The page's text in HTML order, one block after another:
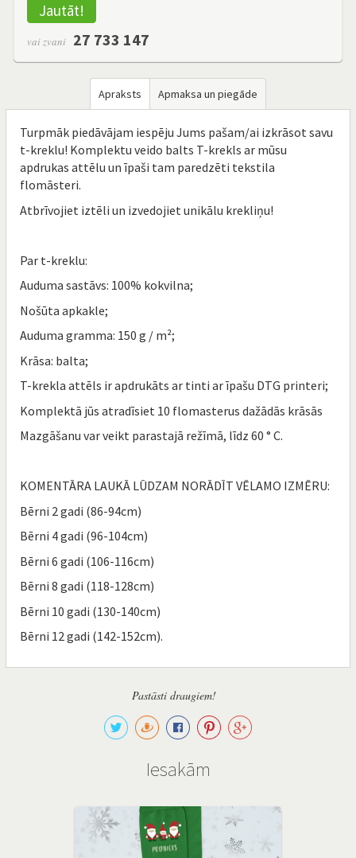
Jautāt!
vai zvani 27 733 147
Apraksts Apmaksa un piegāde
Turpmāk piedāvājam iespēju Jums pašam/ai izkrāsot savu
t-kreklu! Komplektu veido balts T-krekls ar mūsu
apdrukas attēlu un īpaši tam paredzēti tekstila
flomāsteri.
Atbrīvojiet iztēli un izvedojiet unikālu krekliņu!
Par t-kreklu:
Auduma sastāvs: 100% kokvilna;
Nošūta apkakle;
Auduma gramma: 150 g / m²;
Krāsa: balta;
T-krekla attēls ir apdrukāts ar tinti ar īpašu DTG printeri;
Komplektā jūs atradīsiet 10 flomasterus dažādās krāsās
Mazgāšanu var veikt parastajā režīmā, līdz 60 ° C.
KOMENTĀRA LAUKĀ LŪDZAM NORĀDĪT VĒLAMO IZMĒRU:
Bērni 2 gadi (86-94cm)
Bērni 4 gadi (96-104cm)
Bērni 6 gadi (106-116cm)
Bērni 8 gadi (118-128cm)
Bērni 10 gadi (130-140cm)
Bērni 12 gadi (142-152cm).
Pastāsti draugiem!
Iesakām